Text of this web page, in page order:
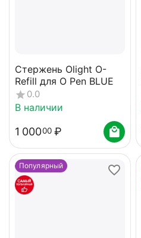
Стержень Olight O-
Refill для O Pen BLUE
0.0
В наличии
1 00000 ₽
Популярный